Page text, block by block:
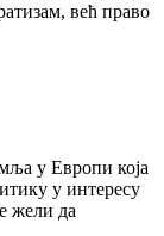
већ право
у Европи која
у интересу
жели да